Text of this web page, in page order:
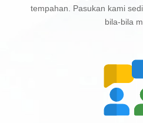
tempahan. Pasukan kami
bila-bila